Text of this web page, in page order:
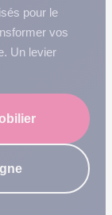
pour le
vos
Un levier